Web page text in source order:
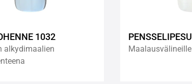
1032
alkydimaalien
PENSSELIPESU
Maalausvälineille